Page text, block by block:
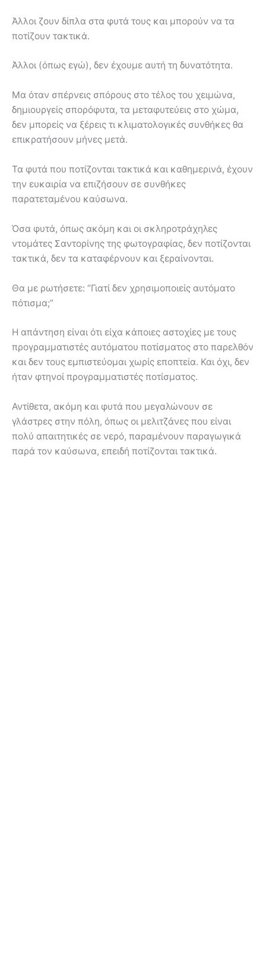
Άλλοι ζουν δίπλα στα φυτά τους και μπορούν να τα
ποτίζουν τακτικά.
Άλλοι (όπως εγώ), δεν έχουμε αυτή τη δυνατότητα.
Μα όταν σπέρνεις σπόρους στο τέλος του χειμώνα,
δημιουργείς σπορόφυτα, τα μεταφυτεύεις στο χώμα,
δεν μπορείς να ξέρεις τι κλιματολογικές συνθήκες θα
επικρατήσουν μήνες μετά.
Τα φυτά που ποτίζονται τακτικά και καθημερινά, έχουν
την ευκαιρία να επιζήσουν σε συνθήκες
παρατεταμένου καύσωνα.
Όσα φυτά, όπως ακόμη και οι σκληροτράχηλες
ντομάτες Σαντορίνης της φωτογραφίας, δεν ποτίζονται
τακτικά, δεν τα καταφέρνουν και ξεραίνονται.
Θα με ρωτήσετε: “Γιατί δεν χρησιμοποιείς αυτόματο
πότισμα;”
Η απάντηση είναι ότι είχα κάποιες αστοχίες με τους
προγραμματιστές αυτόματου ποτίσματος στο παρελθόν
και δεν τους εμπιστεύομαι χωρίς εποπτεία. Και όχι, δεν
ήταν φτηνοί προγραμματιστές ποτίσματος.
Αντίθετα, ακόμη και φυτά που μεγαλώνουν σε
γλάστρες στην πόλη, όπως οι μελιτζάνες που είναι
πολύ απαιτητικές σε νερό, παραμένουν παραγωγικά
παρά τον καύσωνα, επειδή ποτίζονται τακτικά.